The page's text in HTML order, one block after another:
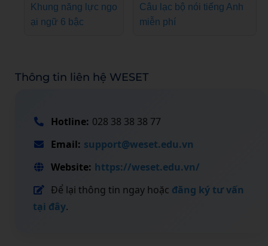
Khung năng lực ngo
ại ngữ 6 bậc
Câu lạc bộ nói tiếng Anh
miễn phí
Thông tin liên hệ WESET
Hotline: 028 38 38 38 77
Email: support@weset.edu.vn
Website: https://weset.edu.vn/
Để lại thông tin ngay hoặc đăng ký tư vấn
tại đây.